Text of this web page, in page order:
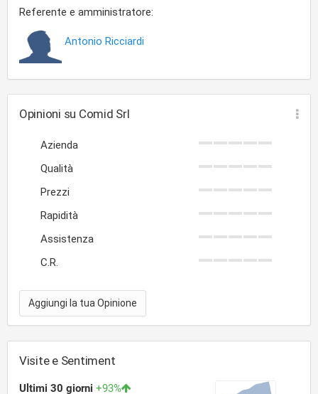
in provincia di Napoli.
Referente e amministratore:
Antonio Ricciardi
Opinioni su Comid Srl
Azienda
Qualità
Prezzi
Rapidità
Assistenza
C.R.
Aggiungi la tua Opinione
Visite e Sentiment